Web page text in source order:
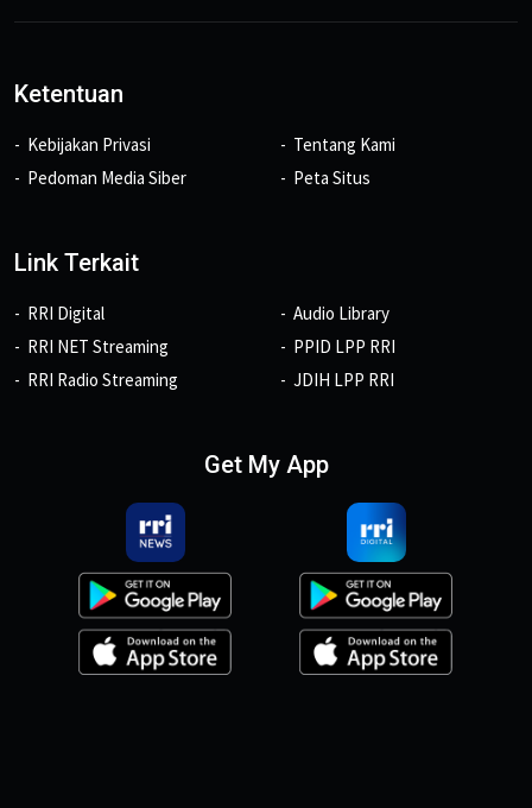
Ketentuan
Kebijakan Privasi
Pedoman Media Siber
Tentang Kami
Peta Situs
Link Terkait
RRI Digital
RRI NET Streaming
RRI Radio Streaming
Audio Library
PPID LPP RRI
JDIH LPP RRI
Get My App